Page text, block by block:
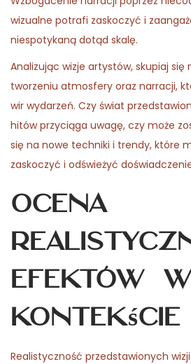
wizualne potrafi zaskoczyć i
niespotykaną dotąd skalę.
Analizując wizje artystów, skupiaj
tworzeniu atmosfery oraz narracji,
wir wydarzeń. Czy świat
hitów przyciąga uwagę, czy może
się na nowe techniki i trendy, które
zaskoczyć i odświeżyć
Ocena
efektów
kontekście
Realistyczność przedstawionych